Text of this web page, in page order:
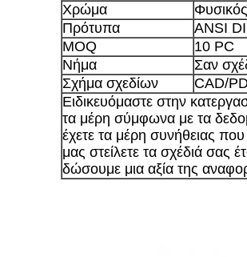
Χρώμα
Φυσικός
Πρότυπα
ANSI
MOQ
10 PC
Νήμα
Σαν
Σχήμα σχεδίων
CAD/
Ειδικευόμαστε στην
τα μέρη σύμφωνα με τα
έχετε τα μέρη συνήθειας
μας στείλετε τα σχέδιά σας
δώσουμε μια αξία της